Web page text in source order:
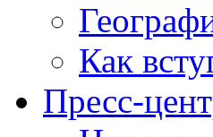
Как
Пресс-